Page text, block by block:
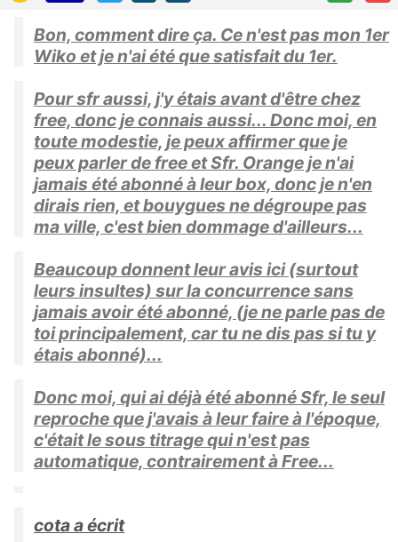
Bon, comment dire ça. Ce n'est pas mon 1er
Wiko et je n'ai été que satisfait du 1er.
Pour sfr aussi, j'y étais avant d'être chez
free, donc je connais aussi... Donc moi, en
toute modestie, je peux affirmer que je
peux parler de free et Sfr. Orange je n'ai
jamais été abonné à leur box, donc je n'en
dirais rien, et bouygues ne dégroupe pas
ma ville, c'est bien dommage d'ailleurs...
Beaucoup donnent leur avis ici (surtout
leurs insultes) sur la concurrence sans
jamais avoir été abonné, (je ne parle pas de
toi principalement, car tu ne dis pas si tu y
étais abonné)...
Donc moi, qui ai déjà été abonné Sfr, le seul
reproche que j'avais à leur faire à l'époque,
c'était le sous titrage qui n'est pas
automatique, contrairement à Free...
cota a écrit